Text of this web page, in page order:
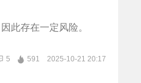
此存在一定风险。
5 591 2025-10-21 20:17